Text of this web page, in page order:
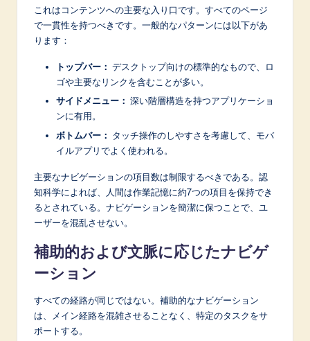
これはコンテンツへの主要な入り口です。すべてのページ
で一貫性を持つべきです。一般的なパターンには以下があ
ります：
トップバー： デスクトップ向けの標準的なもので、ロ
ゴや主要なリンクを含むことが多い。
サイドメニュー： 深い階層構造を持つアプリケーショ
ンに有用。
ボトムバー： タッチ操作のしやすさを考慮して、モバ
イルアプリでよく使われる。
主要なナビゲーションの項目数は制限するべきである。認
知科学によれば、人間は作業記憶に約7つの項目を保持でき
るとされている。ナビゲーションを簡潔に保つことで、ユ
ーザーを混乱させない。
補助的および文脈に応じたナビゲ
ーション
すべての経路が同じではない。補助的なナビゲーション
は、メイン経路を混雑させることなく、特定のタスクをサ
ポートする。